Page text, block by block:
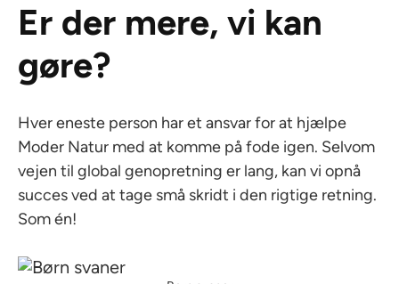
Er der mere, vi kan
gøre?
Hver eneste person har et ansvar for at hjælpe
Moder Natur med at komme på fode igen. Selvom
vejen til global genopretning er lang, kan vi opnå
succes ved at tage små skridt i den rigtige retning.
Som én!